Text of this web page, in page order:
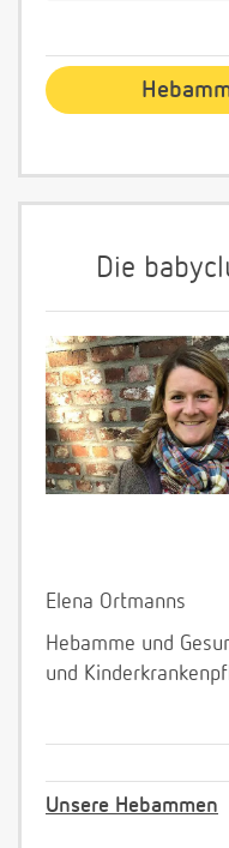
Die
Elena Ortmanns
Hebamme und
und
Unsere Hebammen